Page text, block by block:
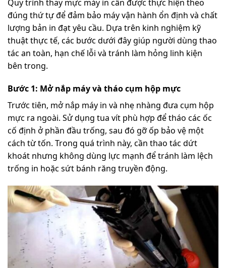
Quy trình thay mực máy in cần được thực hiện theo
đúng thứ tự để đảm bảo máy vận hành ổn định và chất
lượng bản in đạt yêu cầu. Dựa trên kinh nghiệm kỹ
thuật thực tế, các bước dưới đây giúp người dùng thao
tác an toàn, hạn chế lỗi và tránh làm hỏng linh kiện
bên trong.
Bước 1: Mở nắp máy và tháo cụm hộp mực
Trước tiên, mở nắp máy in và nhẹ nhàng đưa cụm hộp
mực ra ngoài. Sử dụng tua vít phù hợp để tháo các ốc
cố định ở phần đầu trống, sau đó gỡ ốp bảo vệ một
cách từ tốn. Trong quá trình này, cần thao tác dứt
khoát nhưng không dùng lực mạnh để tránh làm lệch
trống in hoặc sứt bánh răng truyền động.